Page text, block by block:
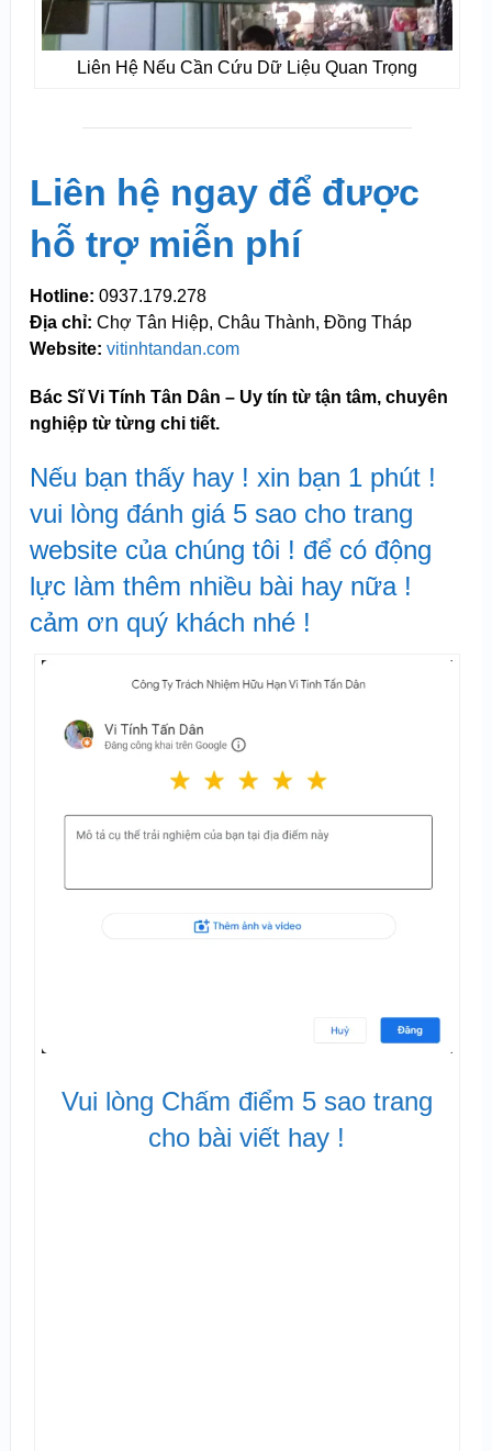
Liên Hệ Nếu Cần Cứu Dữ Liệu Quan Trọng
Liên hệ ngay để được
hỗ trợ miễn phí
Hotline: 0937.179.278
Địa chỉ: Chợ Tân Hiệp, Châu Thành, Đồng Tháp
Website: vitinhtandan.com
Bác Sĩ Vi Tính Tân Dân – Uy tín từ tận tâm, chuyên
nghiệp từ từng chi tiết.
Nếu bạn thấy hay ! xin bạn 1 phút !
vui lòng đánh giá 5 sao cho trang
website của chúng tôi ! để có động
lực làm thêm nhiều bài hay nữa !
cảm ơn quý khách nhé !
Vui lòng Chấm điểm 5 sao trang
cho bài viết hay !